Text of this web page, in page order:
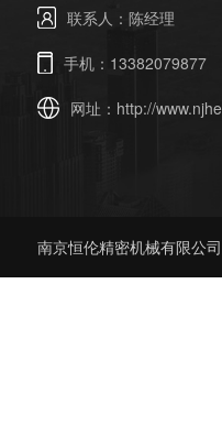
联系人：陈经理
手机：13382079877
网址： http://
南京恒伦精密机械有限公